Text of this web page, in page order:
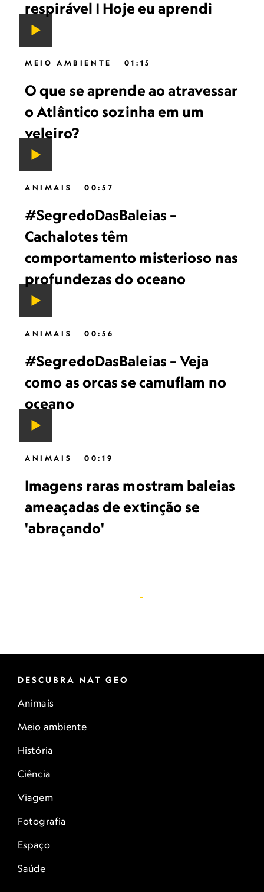
respirável | Hoje eu aprendi
MEIO AMBIENTE 01:15
O que se aprende ao atravessar
o Atlântico sozinha em um
veleiro?
ANIMAIS 00:57
#SegredoDasBaleias –
Cachalotes têm
comportamento misterioso nas
profundezas do oceano
ANIMAIS 00:56
#SegredoDasBaleias – Veja
como as orcas se camuflam no
oceano
ANIMAIS 00:19
Imagens raras mostram baleias
ameaçadas de extinção se
'abraçando'
DESCUBRA NAT GEO
Animais
Meio ambiente
História
Ciência
Viagem
Fotografia
Espaço
Saúde